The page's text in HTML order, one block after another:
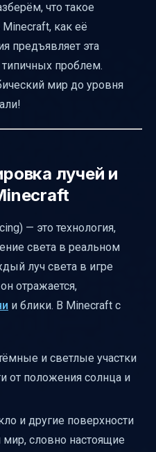
RTX-возможности
действительно
и их решения
RTX
шейдеры
копирование
RTX в
что такое
Minecraft, как её
предъявляет эта
типичных проблем.
мир до уровня
лучей и
— это технология,
света в реальном
луч света в игре
отражается,
и блики. В Minecraft с
и светлые участки
от положения солнца и
и другие поверхности
словно настоящие